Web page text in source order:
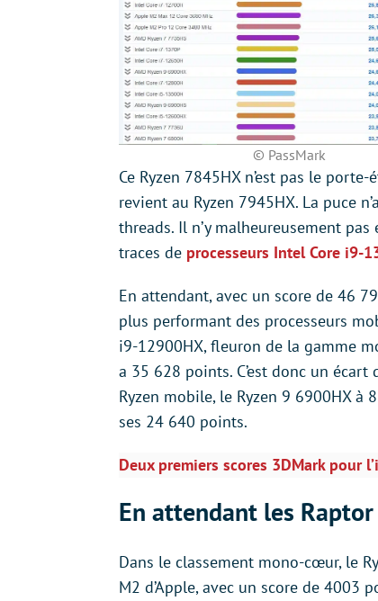
© PassMark
Ce Ryzen 7845HX n’est pas le
revient au Ryzen 7945HX. La puce
threads. Il n’y malheureusement
traces de processeurs Intel Core i9-
En attendant, avec un score de 46
plus performant des processeurs
i9-12900HX, fleuron de la gamme
a 35 628 points. C’est donc un écart
Ryzen mobile, le Ryzen 9 6900HX à
ses 24 640 points.
Deux premiers scores 3DMark pour
En attendant les Raptor
Dans le classement mono-cœur, le
M2 d’Apple, avec un score de 4003